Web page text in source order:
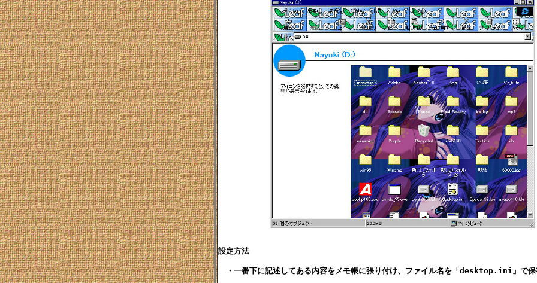
設定方法
・一番下に記述してある内容をメモ帳に張り付け、ファイル名を「desktop.ini」で保